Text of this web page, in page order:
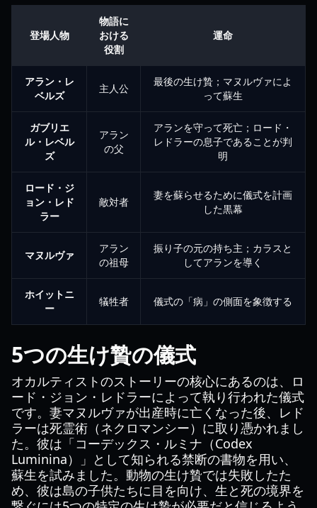
登場人物
物語に
おける
役割
運命
アラン・レ
ベルズ
主人公
最後の生け贄；マヌルヴァによ
って蘇生
ガブリエ
ル・レベル
ズ
アラン
の父
アランを守って死亡；ロード・
レドラーの息子であることが判
明
ロード・ジ
ョン・レド
ラー
敵対者
妻を蘇らせるために儀式を計画
した黒幕
マヌルヴァ
アラン
の祖母
振り子の元の持ち主；カラスと
してアランを導く
ホイットニ
ー
犠牲者 儀式の「病」の側面を象徴する
5つの生け贄の儀式
オカルティストのストーリーの核心にあるのは、ロ
ード・ジョン・レドラーによって執り行われた儀式
です。妻マヌルヴァが出産時に亡くなった後、レド
ラーは死霊術（ネクロマンシー）に取り憑かれまし
た。彼は「コーデックス・ルミナ（Codex
Luminina）」として知られる禁断の書物を用い、
蘇生を試みました。動物の生け贄では失敗したた
め、彼は島の子供たちに目を向け、生と死の境界を